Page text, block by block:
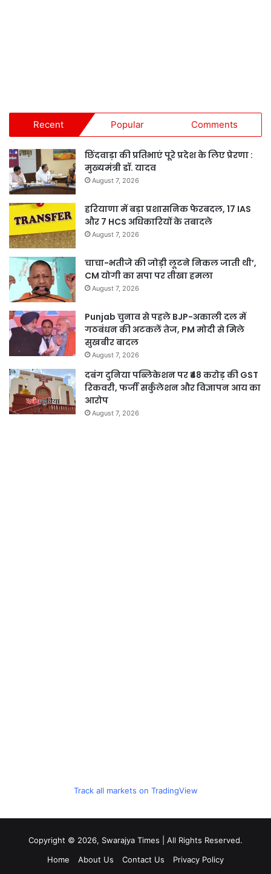
Recent Popular Comments
छिंदवाड़ा की प्रतिभाएं पूरे प्रदेश के लिए प्रेरणा :
मुख्यमंत्री डॉ. यादव
August 7, 2026
हरियाणा में बड़ा प्रशासनिक फेरबदल, 17 IAS
और 7 HCS अधिकारियों के तबादले
August 7, 2026
चाचा-भतीजे की जोड़ी लूटने निकल जाती थी’,
CM योगी का सपा पर तीखा हमला
August 7, 2026
Punjab चुनाव से पहले BJP-अकाली दल में
गठबंधन की अटकलें तेज, PM मोदी से मिले
सुखबीर बादल
August 7, 2026
दबंग दुनिया पब्लिकेशन पर ₹48 करोड़ की GST
रिकवरी, फर्जी सर्कुलेशन और विज्ञापन आय का
आरोप
August 7, 2026
Track all markets on TradingView
Copyright © 2026, Swarajya Times | All Rights Reserved.
Home
About Us Contact Us Privacy Policy